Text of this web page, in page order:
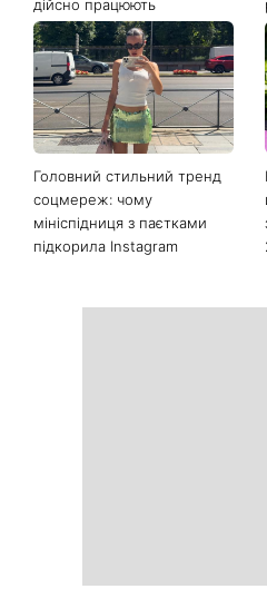
Останні новини